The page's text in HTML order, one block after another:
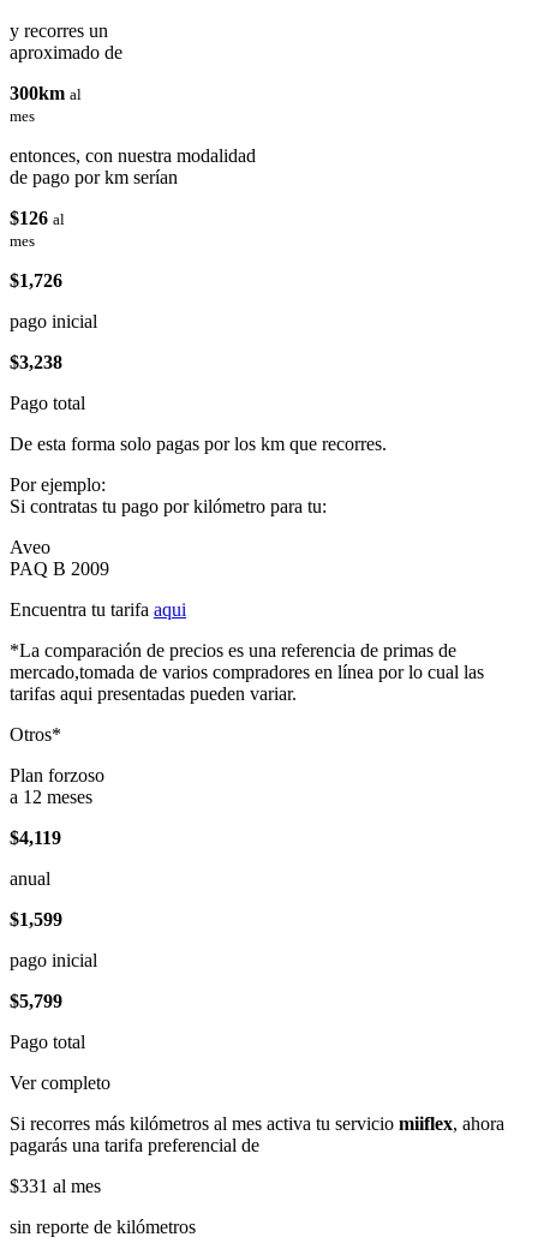
y recorres un
aproximado de
300km al
mes
entonces, con nuestra modalidad
de pago por km serían
$126 al
mes
$1,726
pago inicial
$3,238
Pago total
De esta forma solo pagas por los km que recorres.
Por ejemplo:
Si contratas tu pago por kilómetro para tu:
Aveo
PAQ B 2009
Encuentra tu tarifa aqui
*La comparación de precios es una referencia de primas de
mercado,tomada de varios compradores en línea por lo cual las
tarifas aqui presentadas pueden variar.
Otros*
Plan forzoso
a 12 meses
$4,119
anual
$1,599
pago inicial
$5,799
Pago total
Ver completo
Si recorres más kilómetros al mes activa tu servicio miiflex, ahora
pagarás una tarifa preferencial de
$331 al mes
sin reporte de kilómetros